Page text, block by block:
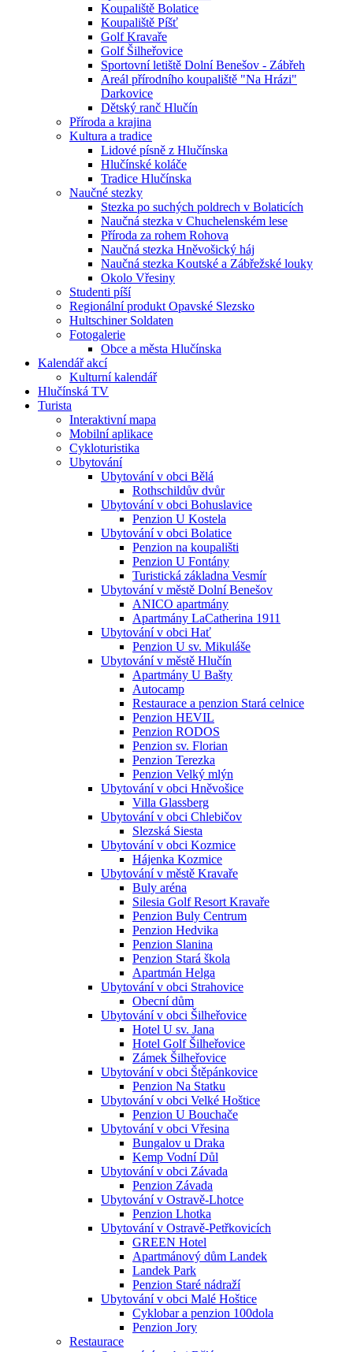
Koupaliště Bolatice
Koupaliště Píšť
Golf Kravaře
Golf Šilheřovice
Sportovní letiště Dolní Benešov - Zábřeh
Areál přírodního koupaliště "Na Hrázi"
Darkovice
Dětský ranč Hlučín
Příroda a krajina
Kultura a tradice
Lidové písně z Hlučínska
Hlučínské koláče
Tradice Hlučínska
Naučné stezky
Stezka po suchých poldrech v Bolaticích
Naučná stezka v Chuchelenském lese
Příroda za rohem Rohova
Naučná stezka Hněvošický háj
Naučná stezka Koutské a Zábřežské louky
Okolo Vřesiny
Studenti píší
Regionální produkt Opavské Slezsko
Hultschiner Soldaten
Fotogalerie
Obce a města Hlučínska
Kalendář akcí
Kulturní kalendář
Hlučínská TV
Turista
Interaktivní mapa
Mobilní aplikace
Cykloturistika
Ubytování
Ubytování v obci Bělá
Rothschildův dvůr
Ubytování v obci Bohuslavice
Penzion U Kostela
Ubytování v obci Bolatice
Penzion na koupališti
Penzion U Fontány
Turistická základna Vesmír
Ubytování v městě Dolní Benešov
ANICO apartmány
Apartmány LaCatherina 1911
Ubytování v obci Hať
Penzion U sv. Mikuláše
Ubytování v městě Hlučín
Apartmány U Bašty
Autocamp
Restaurace a penzion Stará celnice
Penzion HEVIL
Penzion RODOS
Penzion sv. Florian
Penzion Terezka
Penzion Velký mlýn
Ubytování v obci Hněvošice
Villa Glassberg
Ubytování v obci Chlebičov
Slezská Siesta
Ubytování v obci Kozmice
Hájenka Kozmice
Ubytování v městě Kravaře
Buly aréna
Silesia Golf Resort Kravaře
Penzion Buly Centrum
Penzion Hedvika
Penzion Slanina
Penzion Stará škola
Apartmán Helga
Ubytování v obci Strahovice
Obecní dům
Ubytování v obci Šilheřovice
Hotel U sv. Jana
Hotel Golf Šilheřovice
Zámek Šilheřovice
Ubytování v obci Štěpánkovice
Penzion Na Statku
Ubytování v obci Velké Hoštice
Penzion U Bouchače
Ubytování v obci Vřesina
Bungalov u Draka
Kemp Vodní Důl
Ubytování v obci Závada
Penzion Závada
Ubytování v Ostravě-Lhotce
Penzion Lhotka
Ubytování v Ostravě-Petřkovicích
GREEN Hotel
Apartmánový dům Landek
Landek Park
Penzion Staré nádraží
Ubytování v obci Malé Hoštice
Cyklobar a penzion 100dola
Penzion Jory
Restaurace